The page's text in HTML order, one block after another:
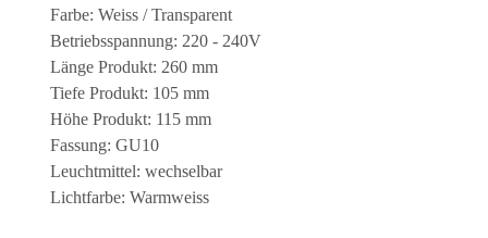
Farbe: Weiss / Transparent
Betriebsspannung: 220 - 240V
Länge Produkt: 260 mm
Tiefe Produkt: 105 mm
Höhe Produkt: 115 mm
Fassung: GU10
Leuchtmittel: wechselbar
Lichtfarbe: Warmweiss